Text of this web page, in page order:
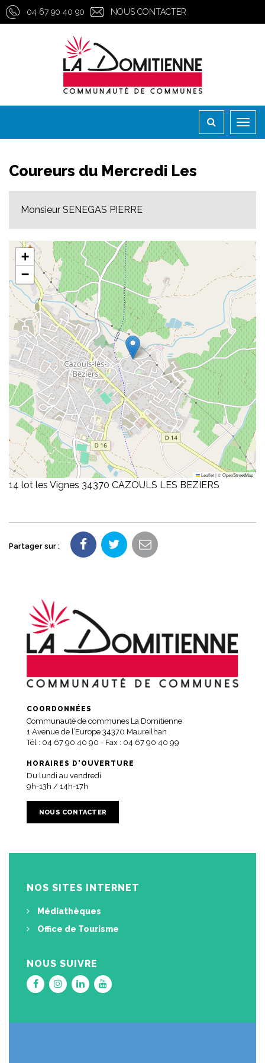
Gestion des traceurs
04 67 90 40 90 NOUS CONTACTER
Coureurs du Mercredi Les
Monsieur SENEGAS PIERRE
+
−
Leaflet|©OpenStreetMap
14 lot les Vignes 34370 CAZOULS LES BEZIERS
Partager sur :
COORDONNÉES
Communauté de communes La Domitienne
1 Avenue de l’Europe 34370 Maureilhan
Tél : 04 67 90 40 90 - Fax : 04 67 90 40 99
HORAIRES D'OUVERTURE
Du lundi au vendredi
9h-13h / 14h-17h
NOUS CONTACTER
NOS SITES INTERNET
Médiathèques
Office de Tourisme
NOUS SUIVRE
Lien
vers
Facebook
Lien
vers
Instagram
Lien
vers
Linkedin
Lien
vers
Youtube